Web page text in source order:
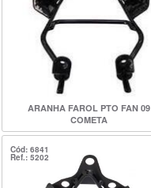
ARANHA FAROL PTO FAN 09
COMETA
Cód: 6841
Ref.: 5202